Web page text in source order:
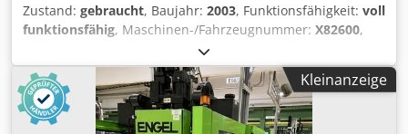
Zustand: gebraucht, Baujahr: 2003, Funktionsfähigkeit: voll
funktionsfähig, Maschinen-/Fahrzeugnummer: X82600,
, Schneckendurchmesser:
Abstand zwischen den Säulen:1’200 mm, Hubvolumen:
12’193 cm³
, Einspritzdruck:1’500 bar, Spritzgewicht: 11’584
g, Öffnungshub:1’400 mm, Gebrauchte Stork IMM 12000-
19000 Spritzgussmaschine. Dsdpfjwhkfyjx Al Seck
Kleinanzeige